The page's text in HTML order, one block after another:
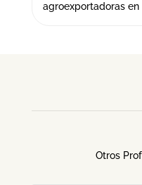
agroexportadoras
Otros